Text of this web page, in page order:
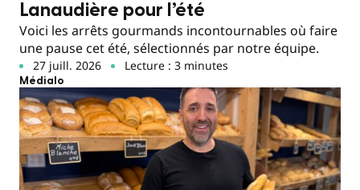
Lanaudière pour l’été
Voici les arrêts gourmands incontournables où faire
une pause cet été, sélectionnés par notre équipe.
27 juill. 2026 Lecture : 3 minutes
Médialo